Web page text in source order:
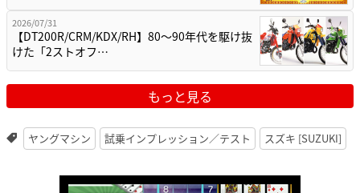
2026/07/31
【DT200R/CRM/KDX/RH】80〜90年代を駆け抜
けた「2ストオフ…
もっと見る
ヤングマシン 試乗インプレッション／テスト スズキ [SUZUKI]